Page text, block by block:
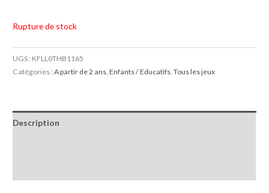
Rupture de stock
UGS : KFLL0THB1165
Catégories :A partir de 2 ans ,Enfants / Educatifs ,Tous les jeux
Description